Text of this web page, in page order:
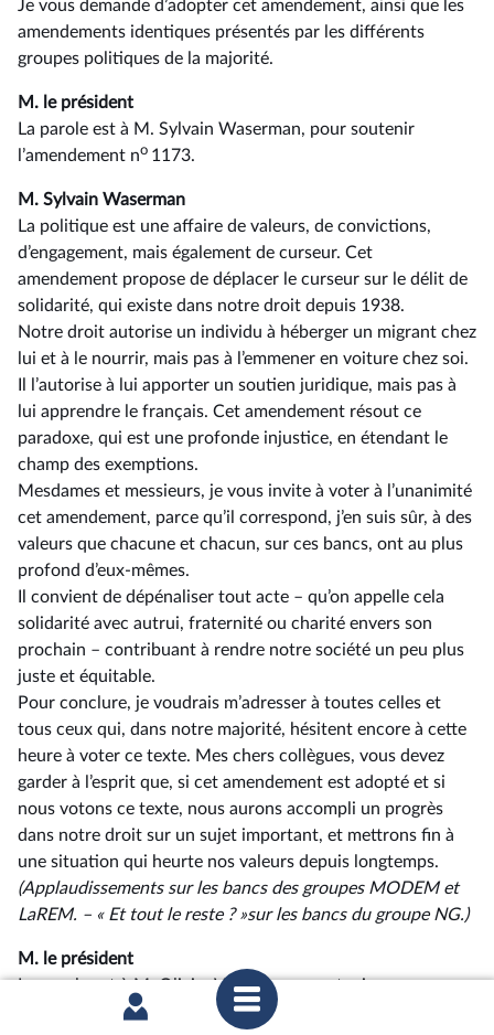
Je vous demande d’adopter cet amendement, ainsi que les
amendements identiques présentés par les différents
groupes politiques de la majorité.
M. le président
La parole est à M. Sylvain Waserman, pour soutenir
l’amendement no 1173.
M. Sylvain Waserman
La politique est une affaire de valeurs, de convictions,
d’engagement, mais également de curseur. Cet
amendement propose de déplacer le curseur sur le délit de
solidarité, qui existe dans notre droit depuis 1938.
Notre droit autorise un individu à héberger un migrant chez
lui et à le nourrir, mais pas à l’emmener en voiture chez soi.
Il l’autorise à lui apporter un soutien juridique, mais pas à
lui apprendre le français. Cet amendement résout ce
paradoxe, qui est une profonde injustice, en étendant le
champ des exemptions.
Mesdames et messieurs, je vous invite à voter à l’unanimité
cet amendement, parce qu’il correspond, j’en suis sûr, à des
valeurs que chacune et chacun, sur ces bancs, ont au plus
profond d’eux-mêmes.
Il convient de dépénaliser tout acte –⁠ qu’on appelle cela
solidarité avec autrui, fraternité ou charité envers son
prochain – contribuant à rendre notre société un peu plus
juste et équitable.
Pour conclure, je voudrais m’adresser à toutes celles et
tous ceux qui, dans notre majorité, hésitent encore à cette
heure à voter ce texte. Mes chers collègues, vous devez
garder à l’esprit que, si cet amendement est adopté et si
nous votons ce texte, nous aurons accompli un progrès
dans notre droit sur un sujet important, et mettrons fin à
une situation qui heurte nos valeurs depuis longtemps.
(Applaudissements sur les bancs des groupes MODEM et
LaREM. –⁠ « Et tout le reste ? »sur les bancs du groupe NG.)
M. le président
La parole est à M. Olivier Véran, pour soutenir
l’amendement no